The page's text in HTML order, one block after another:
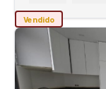
Vendido